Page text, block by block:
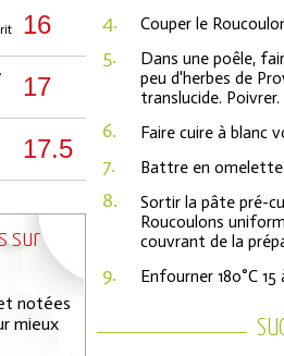
16
17
17.5
sur
notées
mieux
4. Couper le
5.
Dans une poêle,
peu d'herbes de
translucide. Poivrer.
6. Faire cuire à blanc
7. Battre en
8.
Sortir la pâte pré-
Roucoulons
couvrant de la
9. Enfourner 180°C 15